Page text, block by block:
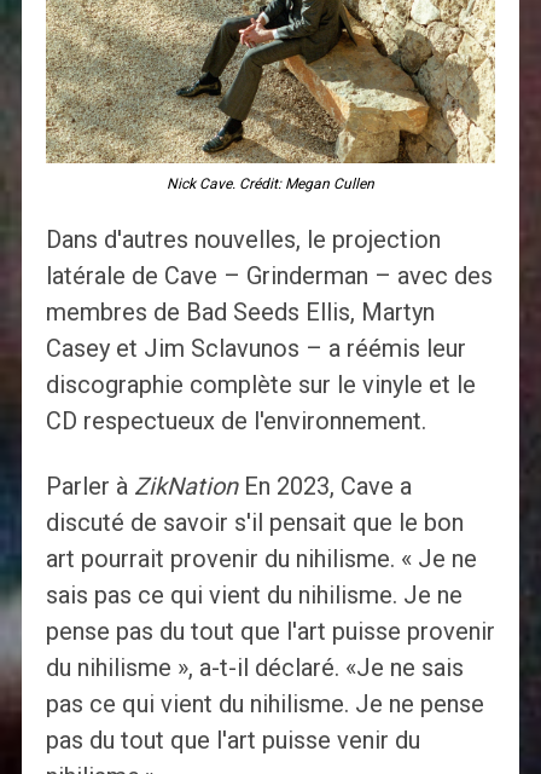
Nick Cave. Crédit: Megan Cullen
Dans d'autres nouvelles, le projection
latérale de Cave – Grinderman – avec des
membres de Bad Seeds Ellis, Martyn
Casey et Jim Sclavunos – a réémis leur
discographie complète sur le vinyle et le
CD respectueux de l'environnement.
Parler à ZikNationEn 2023, Cave a
discuté de savoir s'il pensait que le bon
art pourrait provenir du nihilisme. « Je ne
sais pas ce qui vient du nihilisme. Je ne
pense pas du tout que l'art puisse provenir
du nihilisme », a-t-il déclaré. «Je ne sais
pas ce qui vient du nihilisme. Je ne pense
pas du tout que l'art puisse venir du